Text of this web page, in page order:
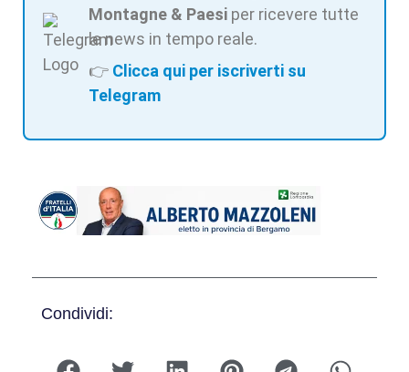
Montagne & Paesi per ricevere tutte
le news in tempo reale.
👉 Clicca qui per iscriverti su
Telegram
Condividi: